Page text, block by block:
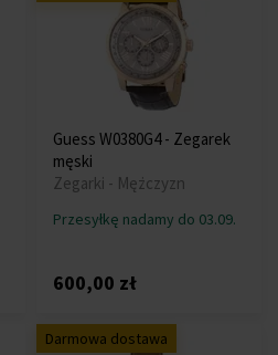
Guess W0380G4 - Zegarek
męski
Zegarki - Mężczyzn
Przesyłkę nadamy do 03.09.
600,00 zł
Darmowa dostawa